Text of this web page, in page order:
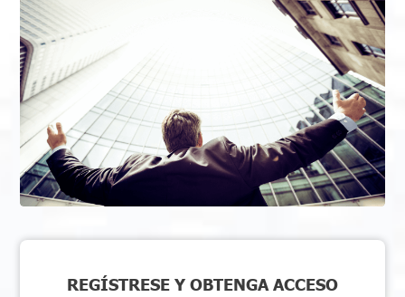
REGÍSTRESE Y OBTENGA ACCESO